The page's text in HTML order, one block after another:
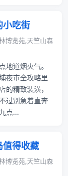
小吃街
博览苑,天竺山森
地道烟火气。
夜市全攻略里
的精致装潢，
过别急着直奔
点...
值得收藏
博览苑,天竺山森